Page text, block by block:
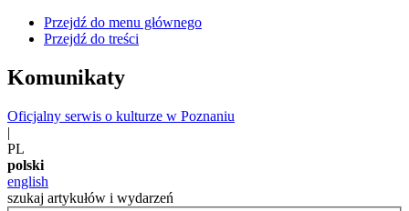
Przejdź do menu głównego
Przejdź do treści
Komunikaty
Oficjalny serwis o kulturze w Poznaniu
|
PL
polski
english
szukaj artykułów i wydarzeń